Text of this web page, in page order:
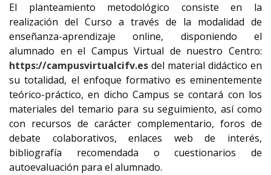
El planteamiento metodológico consiste en la
realización del Curso a través de la modalidad de
enseñanza-aprendizaje online, disponiendo el
alumnado en el Campus Virtual de nuestro Centro:
https://campusvirtualcifv.es del material didáctico en
su totalidad, el enfoque formativo es eminentemente
teórico-práctico, en dicho Campus se contará con los
materiales del temario para su seguimiento, así como
con recursos de carácter complementario, foros de
debate colaborativos, enlaces web de interés,
bibliografía recomendada o cuestionarios de
autoevaluación para el alumnado.